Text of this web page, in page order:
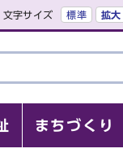
文字サイズ 標準 拡大
まちづくり